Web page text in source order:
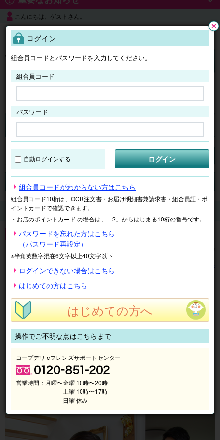
こんにちは、ゲストさん。
よくある質問
ログイン
くらしのサービス マイページ
検索
くらしのサービス 片付け・不要品処分・買取
片付け・不要品処分・買取
宅配買取サービス エコリング
ログイン
組合員コードとパスワードを入力してください。
組合員コード
パスワード
自動ログインする ログイン
組合員コードがわからない方はこちら
組合員コード10桁は、OCR注文書・お届け明細書兼請求書・組合員証・ポ
イントカードで確認できます。
・お店のポイントカード の場合は、「2」からはじまる10桁の番号です。
パスワードを忘れた方はこちら
（パスワード再設定）
※半角英数字混在6文字以上40文字以下
ログインできない場合はこちら
はじめての方はこちら
はじめての方へ
操作でご不明な点はこちらまで
コープデリ eフレンズサポートセンター
営業時間： 月曜〜金曜 10時〜20時
土曜 10時〜17時
日曜 休み